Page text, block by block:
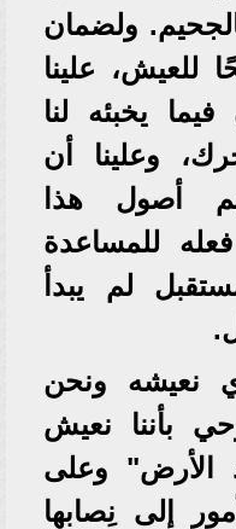
ولضمان
للعيش، علينا
فيما يخبئه لنا
وعلينا أن
أصول هذا
للمساعدة
لم يبدأ
نعيشه ونحن
بأننا نعيش
الأرض" وعلى
إلى نِصابها